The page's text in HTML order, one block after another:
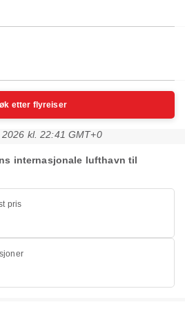
etter flyreiser
kl. 22:41 GMT+0
internasjonale lufthavn til
pris